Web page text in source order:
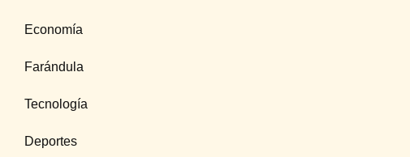
Economía
Farándula
Tecnología
Deportes